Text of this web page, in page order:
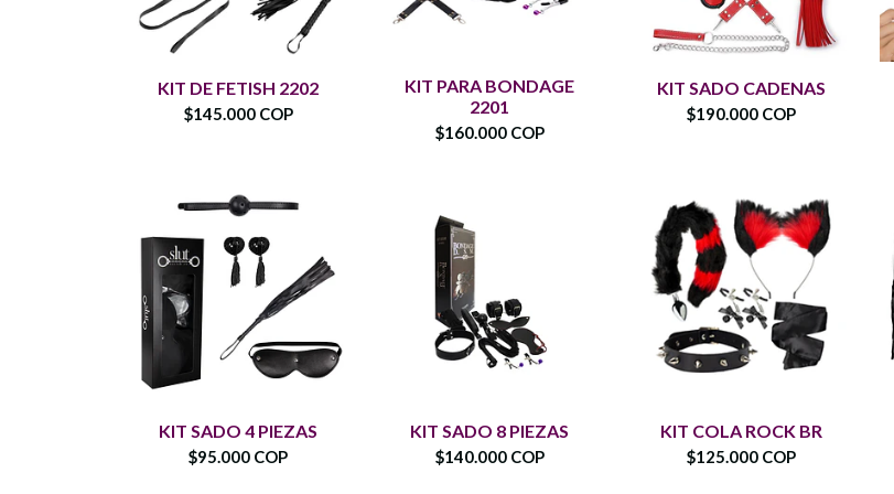
KIT DE FETISH 2202
$145.000 COP
KIT PARA BONDAGE
2201
$160.000 COP
KIT SADO CADENAS
$190.000 COP
KIT SADO 4 PIEZAS
$95.000 COP
KIT SADO 8 PIEZAS
$140.000 COP
KIT COLA ROCK BR
$125.000 COP